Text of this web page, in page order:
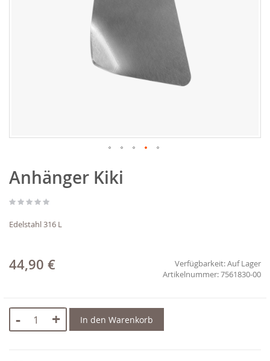
Anfang
der
springen
Anhänger Kiki
Edelstahl 316 L
44,90 € Verfügbarkeit:Auf Lager
7561830-00
- + In den Warenkorb